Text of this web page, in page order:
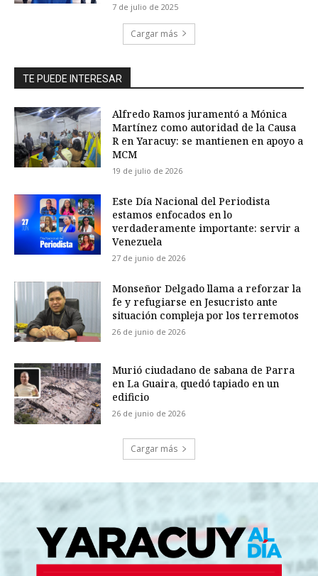
7 de julio de 2025
Cargar más
TE PUEDE INTERESAR
Alfredo Ramos juramentó a Mónica
Martínez como autoridad de la Causa
R en Yaracuy: se mantienen en apoyo a
MCM
19 de julio de 2026
Este Día Nacional del Periodista
estamos enfocados en lo
verdaderamente importante: servir a
Venezuela
27 de junio de 2026
Monseñor Delgado llama a reforzar la
fe y refugiarse en Jesucristo ante
situación compleja por los terremotos
26 de junio de 2026
Murió ciudadano de sabana de Parra
en La Guaira, quedó tapiado en un
edificio
26 de junio de 2026
Cargar más